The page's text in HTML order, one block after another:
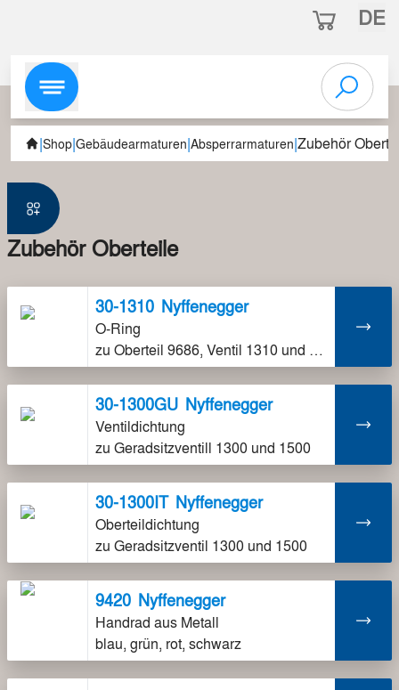
DE
|Shop|Gebäudearmaturen|Absperrarmaturen|Zubehör
Zubehör Oberteile
30-1310 Nyffenegger
O-Ring
zu Oberteil 9686, Ventil 1310 und 1510
30-1300GU Nyffenegger
Ventildichtung
zu Geradsitzventill 1300 und 1500
30-1300IT Nyffenegger
Oberteildichtung
zu Geradsitzventil 1300 und 1500
9420 Nyffenegger
Handrad aus Metall
blau, grün, rot, schwarz